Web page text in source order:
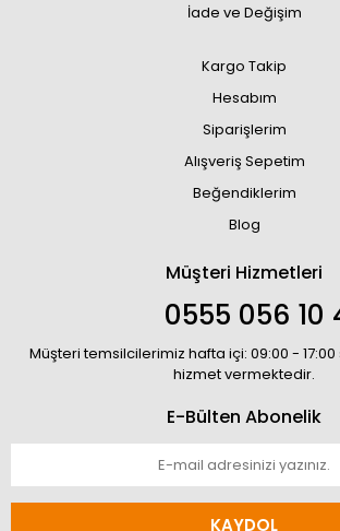
İade ve Değişim
Kargo Takip
Hesabım
Siparişlerim
Alışveriş Sepetim
Beğendiklerim
Blog
Müşteri Hizmetleri
0555 056 10
Müşteri temsilcilerimiz hafta içi: 09:00 -
hizmet vermektedir.
E-Bülten Abonelik
KAYDOL